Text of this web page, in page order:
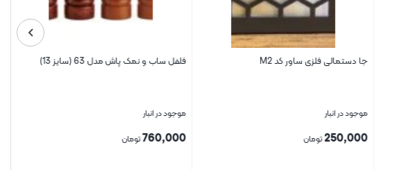
جا دستمالی فلزی ساور کد M2
موجود در انبار
250,000 تومان
فلفل ساب و نمک پاش مدل 63 (سایز 13)
موجود در انبار
760,000تومان